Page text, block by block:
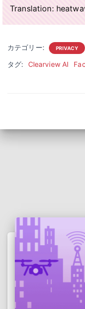
Translation:
カテゴリー: PRIVACY
タグ: Clearview AI